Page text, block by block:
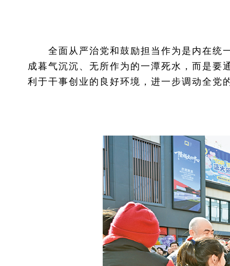
全面从严治党和鼓励担当作为是内在统一
成暮气沉沉、无所作为的一潭死水，而是要
利于干事创业的良好环境，进一步调动全党